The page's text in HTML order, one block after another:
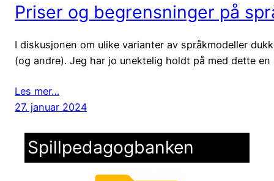
Priser og begrensninger på
I diskusjonen om ulike varianter av språkmodeller
(og andre). Jeg har jo unektelig holdt på med dette
Les mer…
27. januar 2024
Spillpedagogbanken